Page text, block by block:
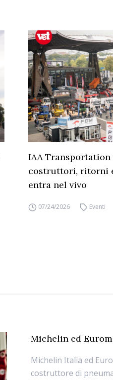
IAA
costruttori, ritorni
entra nel vivo
07/24/2026 Eventi
Michelin ed
Michelin Italia ed
costruttore di